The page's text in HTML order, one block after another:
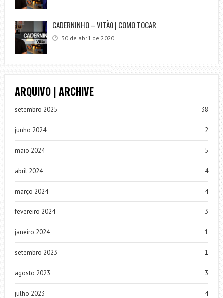
CADERNINHO – VITÃO | COMO TOCAR
30 de abril de 2020
ARQUIVO | ARCHIVE
setembro 2025 38
junho 2024 2
maio 2024 5
abril 2024 4
março 2024 4
fevereiro 2024 3
janeiro 2024 1
setembro 2023 1
agosto 2023 3
julho 2023 4